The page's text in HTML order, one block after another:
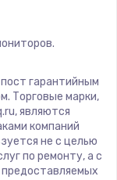
гарантийным
Торговые марки,
являются
компаний
не с целью
по ремонту, а с